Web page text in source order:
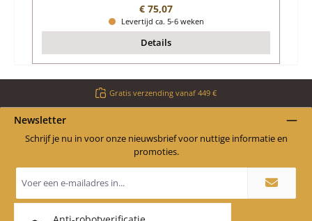
Normale prijs:
€ 75,07
Levertijd ca. 5-6 weken
Details
Gratis verzending vanaf 449 €
Newsletter
Schrijf je nu in voor onze nieuwsbrief voor nuttige informatie en
promoties.
mailadres